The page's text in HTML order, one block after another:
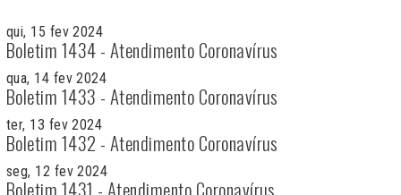
qui, 15 fev 2024
Boletim 1434 - Atendimento Coronavírus
qua, 14 fev 2024
Boletim 1433 - Atendimento Coronavírus
ter, 13 fev 2024
Boletim 1432 - Atendimento Coronavírus
seg, 12 fev 2024
Boletim 1431 - Atendimento Coronavírus